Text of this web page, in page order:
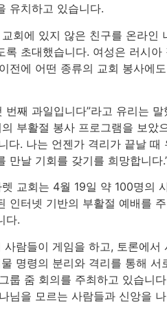
유치하고 있습니다.
회에 있지 않은 친구를 온라인
록 초대했습니다. 여성은 러시아
전에 어떤 종류의 교회 봉사에
번째 과일입니다”라고 유리는 말
부활절 봉사 프로그램을 보았
다. 나는 언젠가 격리가 끝날 때
만날 기회를 갖기를 희망합니다
교회는 4월 19일 약 100명의
인터넷 기반의 부활절 예배를
다.
사람들이 게임을 하고, 토론에서
명령의 분리와 격리를 통해 서
룹 줌 회의를 주최하고 있습니
님을 모르는 사람들과 신앙을